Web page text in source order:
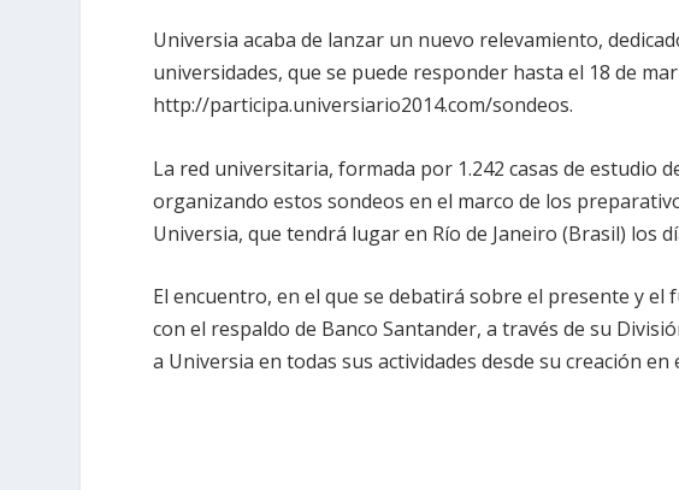
Universia acaba de lanzar un nuevo relevamiento,
universidades, que se puede responder hasta el 18 de
http://participa.universiario2014.com/sondeos.
La red universitaria, formada por 1.242 casas de estudio
organizando estos sondeos en el marco de los
Universia, que tendrá lugar en Río de Janeiro (Brasil) los
El encuentro, en el que se debatirá sobre el presente y
con el respaldo de Banco Santander, a través de su
a Universia en todas sus actividades desde su creación en